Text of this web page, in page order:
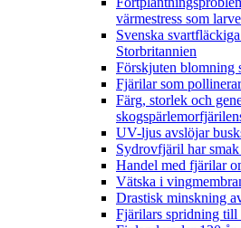
värmestress som
Svenska
Storbritannien
Förskjuten blomning
Fjärilar som
Färg, storlek och
UV-ljus avslöjar
Sydrovfjäril har
Handel med fjärilar
Vätska i
Drastisk minskning
Fjärilars spridning till